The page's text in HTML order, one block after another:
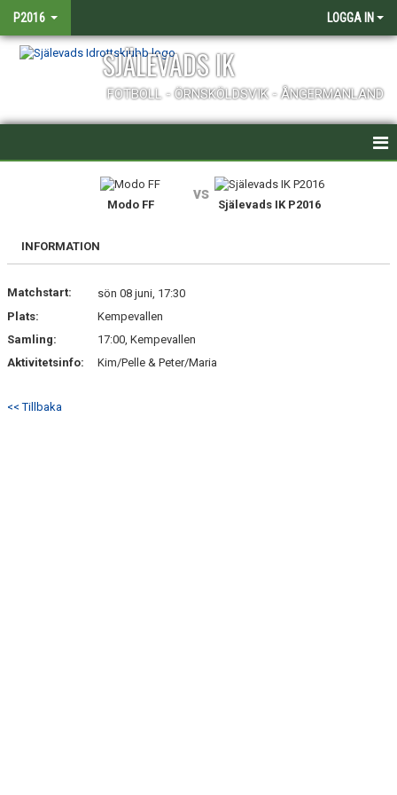
P2016 LOGGA IN
SJÄLEVADS IK
FOTBOLL - ÖRNSKÖLDSVIK - ÅNGERMANLAND
KALENDER
MATCHER
BILDGALLERI
DOKUMENT
Modo FF
vs
Själevads IK P2016
INFORMATION
Matchstart:
sön 08 juni, 17:30
Plats:
Kempevallen
Samling:
17:00, Kempevallen
Aktivitetsinfo:
Kim/Pelle & Peter/Maria
<< Tillbaka